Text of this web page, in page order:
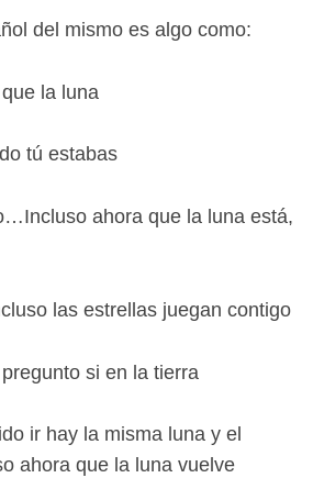
del mismo es algo como:
la luna
tú estabas
ahora que la luna está,
las estrellas juegan contigo
si en la tierra
ir hay la misma luna y el
ahora que la luna vuelve